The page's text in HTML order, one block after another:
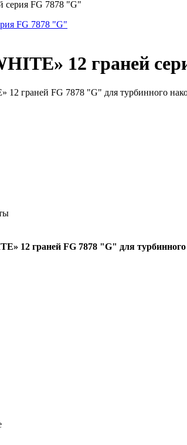
FG 7878 "G"
12 граней
граней FG 7878 "G" для турбинного
12 граней FG 7878 "G" для